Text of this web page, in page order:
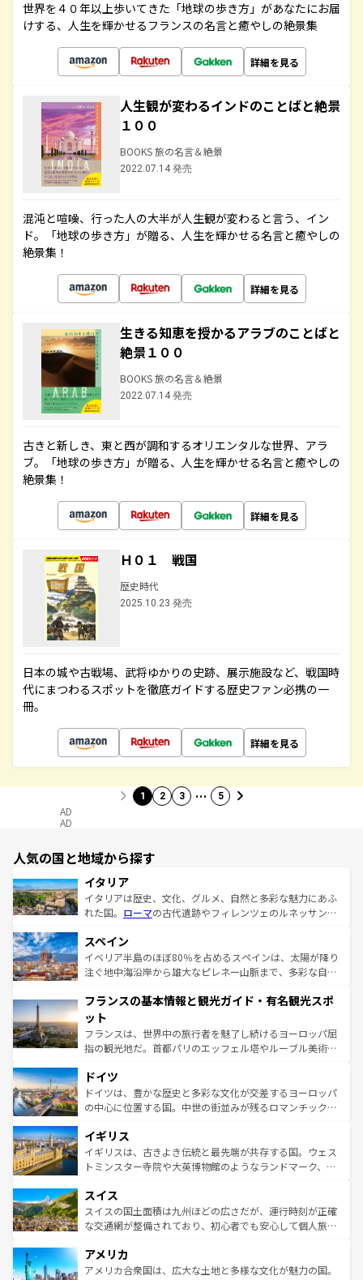
世界を４０年以上歩いてきた「地球の歩き方」があなたにお届
けする、人生を輝かせるフランスの名言と癒やしの絶景集
詳細を見る
人生観が変わるインドのことばと絶景
１００
BOOKS 旅の名言＆絶景
2022.07.14 発売
混沌と喧噪、行った人の大半が人生観が変わると言う、イン
ド。「地球の歩き方」が贈る、人生を輝かせる名言と癒やしの
絶景集！
詳細を見る
生きる知恵を授かるアラブのことばと
絶景１００
BOOKS 旅の名言＆絶景
2022.07.14 発売
古きと新しき、東と西が調和するオリエンタルな世界、アラ
ブ。「地球の歩き方」が贈る、人生を輝かせる名言と癒やしの
絶景集！
詳細を見る
Ｈ０１ 戦国
歴史時代
2025.10.23 発売
日本の城や古戦場、武将ゆかりの史跡、展示施設など、戦国時
代にまつわるスポットを徹底ガイドする歴史ファン必携の一
冊。
詳細を見る
1 2 3 … 5
AD
AD
人気の国と地域から探す
イタリア
イタリアは歴史、文化、グルメ、自然と多彩な魅力にあふ
れた国。 ローマの古代遺跡やフィレンツェのルネッサンス
ろん、トスカーナの美しい田園風景やアマルフィ海岸の絶
景など、自然景観も見逃せない。観光の合間には、本場の
ピザやパスタなど、絶品のイタリア料理を堪能することも
ませてくれるイタリアで、忘れられない旅をしてみよう！
なお、新着のイタリア情報は
しい。
スペイン
イベリア半島のほぼ80％を占めるスペインは、太陽が降り
注ぐ地中海沿岸から雄大なピレネー山脈まで、多彩な自然
文化が根付くこの国では、情熱的なフラメンコ、熱気あふ
れる闘牛、そして美味しいタパスが生活の一部となってい
る。首都マドリードの洗練された雰囲気や、バルセロナの
アートに溢れた街角から、地方では古代ローマ遺跡や中世
せる。地方によって風土や気候が異なるスペインはその個
性で訪れる人を魅了する。 なお、新着のスペイン情報は コ
ンテンツ一覧を参照してほしい。
フランスの基本情報と観光ガイド・有名観光スポ
ット
フランスは、世界中の旅行者を魅了し続けるヨーロッパ屈
指の観光地だ。首都パリのエッフェル塔やルーブル美術館
で、幅広い魅力が詰まっている。華麗な宮殿、歴史的な大
聖堂、美しいビーチ、そして豊かな自然が、訪れる者を心
から魅了する。また、フランスは美食の国としても知ら
いる。シャンパンの発祥地であるランス、プロヴァンスの
香り高いラベンダー畑など、多彩な楽しみ方が可能だ。さ
らに、パリ以外の地域にも魅力が溢れており、どの街角に
れる地方に足を運ぶとそれぞれで全く異なる文化を体験で
きるだろう。 なお、新着のフランス情報はコンテンツ一覧
を参照してほしい。
ドイツ
ドイツは、豊かな歴史と多彩な文化が交差するヨーロッパ
の中心に位置する国。中世の街並みが残るロマンチック街
顔を持つこの国は、どこを歩いても飽きることがない。ベ
ルリンの文化的活気、バイエルン州のアルプスの絶景、そ
してライン川沿いのワイン畑といった風景は必見。ビール
は、お酒好きな人にはぜひ体験してほしい。 なお、新着の
ドイツ情報はコンテンツ一覧を参照してほしい。
イギリス
イギリスは、古きよき伝統と最先端が共存する国。ウェス
トミンスター寺院や大英博物館のようなランドマーク、歴
リアごとに異なる魅力がある。また、優雅なアフタヌーン
ティー、ビール好きにはたまらない英国パブ、サッカー観
戦など、本場だからこそできる体験も豊富。イギリスを旅
ンツ一覧を参照してほしい。
スイス
スイスの国土面積は九州ほどの広さだが、運行時刻が正確
な交通網が整備されており、初心者でも安心して個人旅行
の建物がそのまま残る町や、スイスならではのユニークな
博物館もあり、アルプス観光だけでなく町歩きも満喫する
アメリカ
アメリカ合衆国は、広大な土地と多様な文化が魅力の国。